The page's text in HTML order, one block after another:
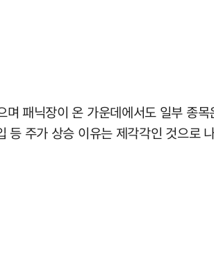
패닉장이 온 가운데에서도 일부 종
등 주가 상승 이유는 제각각인 것으로